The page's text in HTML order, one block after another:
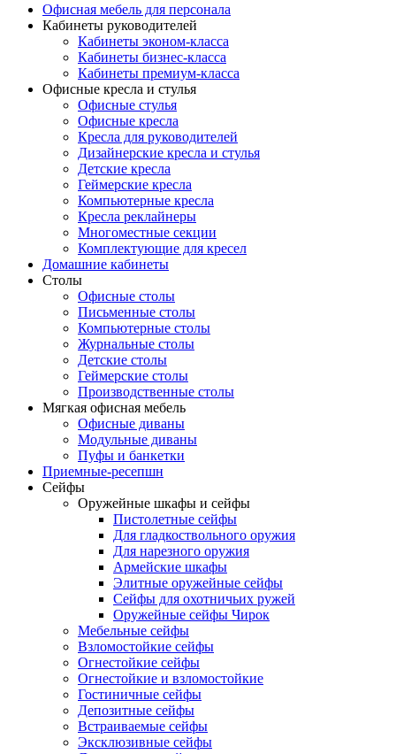
Офисная мебель для персонала
Кабинеты руководителей
Кабинеты эконом-класса
Кабинеты бизнес-класса
Кабинеты премиум-класса
Офисные кресла и стулья
Офисные стулья
Офисные кресла
Кресла для руководителей
Дизайнерские кресла и стулья
Детские кресла
Геймерские кресла
Компьютерные кресла
Кресла реклайнеры
Многоместные секции
Комплектующие для кресел
Домашние кабинеты
Столы
Офисные столы
Письменные столы
Компьютерные столы
Журнальные столы
Детские столы
Геймерские столы
Производственные столы
Мягкая офисная мебель
Офисные диваны
Модульные диваны
Пуфы и банкетки
Приемные-ресепшн
Сейфы
Оружейные шкафы и сейфы
Пистолетные сейфы
Для гладкоствольного оружия
Для нарезного оружия
Армейские шкафы
Элитные оружейные сейфы
Сейфы для охотничьих ружей
Оружейные сейфы Чирок
Мебельные сейфы
Взломостойкие сейфы
Огнестойкие сейфы
Огнестойкие и взломостойкие
Гостиничные сейфы
Депозитные сейфы
Встраиваемые сейфы
Эксклюзивные сейфы